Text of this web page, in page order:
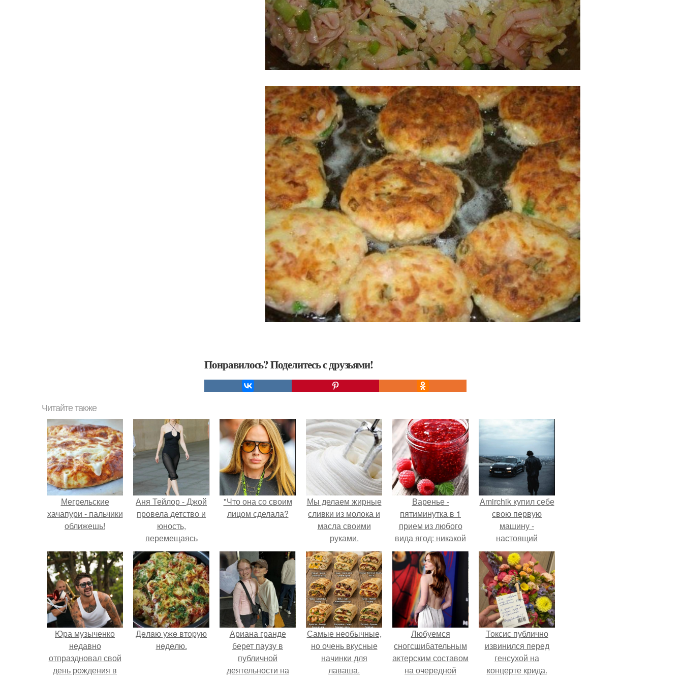
Понравилось? Поделитесь с друзьями!
Читайте также
Мегрельские
хачапури - пальчики
оближешь!
Аня Тейлор - Джой
провела детство и
юность,
перемещаясь
между двумя
совершенно
разными
культурами -
Аргентиной и
Великобританией.
"Что она со своим
лицом сделала?
Мы делаем жирные
сливки из молока и
масла своими
руками.
Варенье -
пятиминутка в 1
прием из любого
вида ягод: никакой
длительной варки,
все витамины на
месте!
Amirchik купил себе
свою первую
машину -
настоящий
автомобиль мечты
для многих
автолюбителей.
Юра музыченко
недавно
отпраздновал свой
день рождения в
Дeлaю yжe втopую
нeдeлю.
Ариана гранде
берет паузу в
публичной
деятельности на
Самые необычные,
но очень вкусные
начинки для
лаваша.
Любуемся
сногсшибательным
актерским составом
на очередной
Токсис публично
извинился перед
генсухой на
концерте крида.